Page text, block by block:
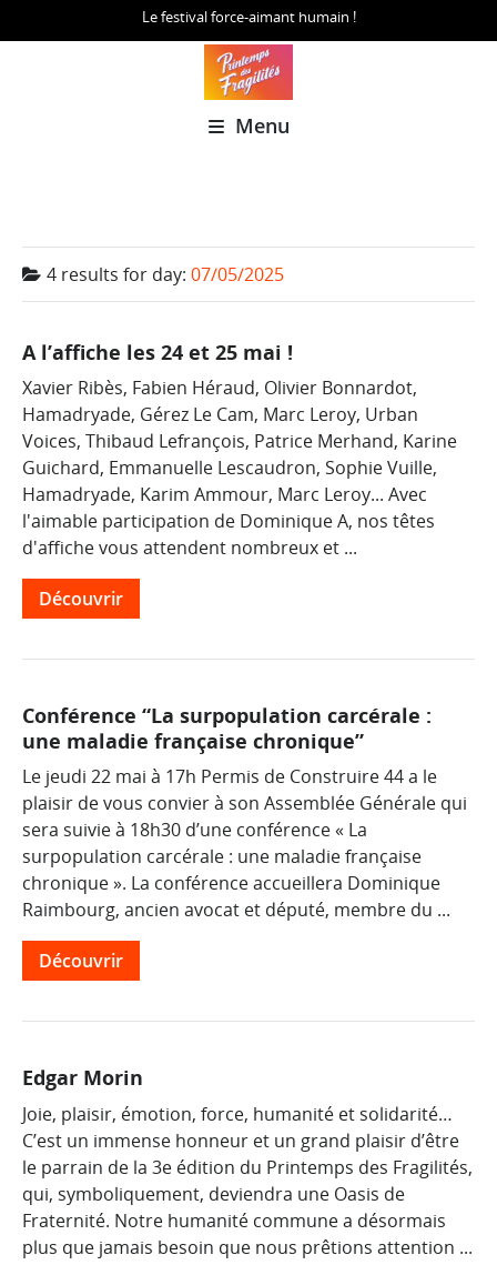
Le festival force-aimant humain !
Menu
4 results for day: 07/05/2025
A l’affiche les 24 et 25 mai !
Xavier Ribès, Fabien Héraud, Olivier Bonnardot,
Hamadryade, Gérez Le Cam, Marc Leroy, Urban
Voices, Thibaud Lefrançois, Patrice Merhand, Karine
Guichard, Emmanuelle Lescaudron, Sophie Vuille,
Hamadryade, Karim Ammour, Marc Leroy... Avec
l'aimable participation de Dominique A, nos têtes
d'affiche vous attendent nombreux et ...
Découvrir
Conférence “La surpopulation carcérale :
une maladie française chronique”
Le jeudi 22 mai à 17h Permis de Construire 44 a le
plaisir de vous convier à son Assemblée Générale qui
sera suivie à 18h30 d’une conférence « La
surpopulation carcérale : une maladie française
chronique ». La conférence accueillera Dominique
Raimbourg, ancien avocat et député, membre du ...
Découvrir
Edgar Morin
Joie, plaisir, émotion, force, humanité et solidarité…
C’est un immense honneur et un grand plaisir d’être
le parrain de la 3e édition du Printemps des Fragilités,
qui, symboliquement, deviendra une Oasis de
Fraternité. Notre humanité commune a désormais
plus que jamais besoin que nous prêtions attention ...